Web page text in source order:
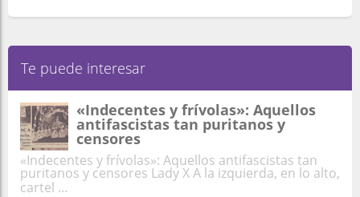
Te puede interesar
«Indecentes y frívolas»: Aquellos
antifascistas tan puritanos y
censores
«Indecentes y frívolas»: Aquellos antifascistas tan
puritanos y censores Lady X A la izquierda, en lo alto,
cartel ...